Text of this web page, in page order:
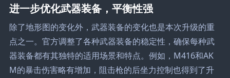
进一步优化武器装备，平衡性强
除了地形图的变化外，武器装备的变化也是本次升级的重
点之一。官方调整了各种武器装备的稳定性，确保每种武
器装备都有其独特的适用场景和特点。例如，M416和AK
M的暴击伤害略有增加，阻击枪的后坐力控制也得到了升